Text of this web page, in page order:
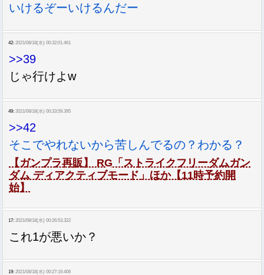
いけるぞーいけるんだー
42: 2021/08/18(水) 00:32:01.461
>>39
じゃ行けよw
49: 2021/08/18(水) 00:33:59.395
>>42
そこでやれないから苦しんでるの？わかる？
【ガンプラ再販】 RG「ストライクフリーダムガン
ダム ディアクティブモード」ほか【11時予約開
始】
17: 2021/08/18(水) 00:26:53.322
これ1が悪いか？
19: 2021/08/18(水) 00:27:19.406